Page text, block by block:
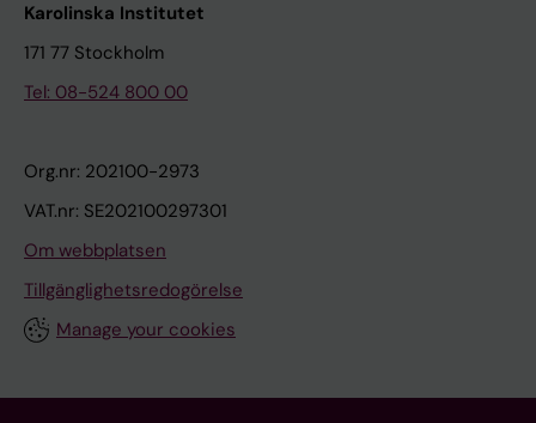
Karolinska Institutet
171 77 Stockholm
Tel: 08-524 800 00
Org.nr: 202100-2973
VAT.nr: SE202100297301
Om webbplatsen
Tillgänglighetsredogörelse
Manage your cookies